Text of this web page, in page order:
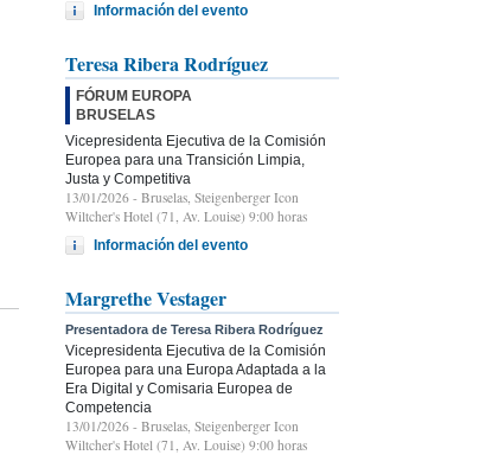
Información del evento
Teresa Ribera Rodríguez
FÓRUM EUROPA
BRUSELAS
Vicepresidenta Ejecutiva de la Comisión
Europea para una Transición Limpia,
Justa y Competitiva
13/01/2026 - Bruselas, Steigenberger Icon
Wiltcher's Hotel (71, Av. Louise) 9:00 horas
Información del evento
Margrethe Vestager
Presentadora de Teresa Ribera Rodríguez
Vicepresidenta Ejecutiva de la Comisión
Europea para una Europa Adaptada a la
Era Digital y Comisaria Europea de
Competencia
13/01/2026 - Bruselas, Steigenberger Icon
Wiltcher's Hotel (71, Av. Louise) 9:00 horas